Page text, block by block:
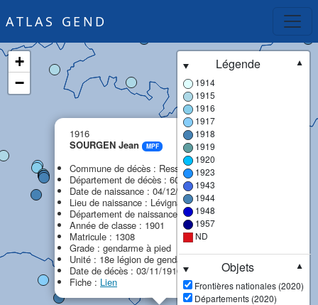
ATLAS GEND
1916
SOURGEN Jean
MPF
Commune de décès : Ressons-sur-Matz
Département de décès : 60 - Oise
Date de naissance : 04/12/1881
Lieu de naissance : Lévignacq
Département de naissance : 40 - Landes
Année de classe : 1901
Matricule : 1308
Grade : gendarme à pied
Unité : 18e légion de gendarmerie (18e LG)
Date de décès : 03/11/1916
Fiche : Lien
+
−
Légende
▼
1914
1915
1916
1917
1918
1919
1920
1923
1943
1944
1948
1957
ND
Objets
▼
Frontières nationales (2020)
Départements (2020)